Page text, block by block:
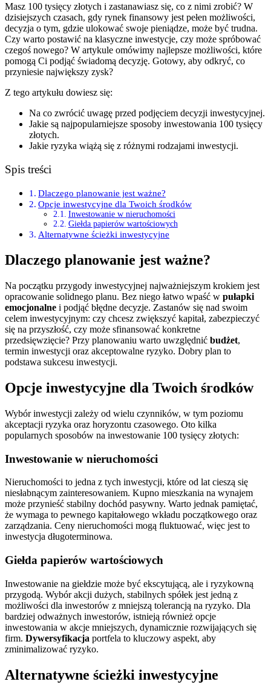
Masz 100 tysięcy złotych i zastanawiasz się, co z nimi zrobić? W
dzisiejszych czasach, gdy rynek finansowy jest pełen możliwości,
decyzja o tym, gdzie ulokować swoje pieniądze, może być trudna.
Czy warto postawić na klasyczne inwestycje, czy może spróbować
czegoś nowego? W artykule omówimy najlepsze możliwości, które
pomogą Ci podjąć świadomą decyzję. Gotowy, aby odkryć, co
przyniesie największy zysk?
Z tego artykułu dowiesz się:
Na co zwrócić uwagę przed podjęciem decyzji inwestycyjnej.
Jakie są najpopularniejsze sposoby inwestowania 100 tysięcy
złotych.
Jakie ryzyka wiążą się z różnymi rodzajami inwestycji.
Spis treści
Dlaczego planowanie jest ważne?
Opcje inwestycyjne dla Twoich środków
Inwestowanie w nieruchomości
Giełda papierów wartościowych
Alternatywne ścieżki inwestycyjne
Dlaczego planowanie jest ważne?
Na początku przygody inwestycyjnej najważniejszym krokiem jest
opracowanie solidnego planu. Bez niego łatwo wpaść w pułapki
emocjonalne i podjąć błędne decyzje. Zastanów się nad swoim
celem inwestycyjnym: czy chcesz zwiększyć kapitał, zabezpieczyć
się na przyszłość, czy może sfinansować konkretne
przedsięwzięcie? Przy planowaniu warto uwzględnić budżet,
termin inwestycji oraz akceptowalne ryzyko. Dobry plan to
podstawa sukcesu inwestycji.
Opcje inwestycyjne dla Twoich środków
Wybór inwestycji zależy od wielu czynników, w tym poziomu
akceptacji ryzyka oraz horyzontu czasowego. Oto kilka
popularnych sposobów na inwestowanie 100 tysięcy złotych:
Inwestowanie w nieruchomości
Nieruchomości to jedna z tych inwestycji, które od lat cieszą się
niesłabnącym zainteresowaniem. Kupno mieszkania na wynajem
może przynieść stabilny dochód pasywny. Warto jednak pamiętać,
że wymaga to pewnego kapitałowego wkładu początkowego oraz
zarządzania. Ceny nieruchomości mogą fluktuować, więc jest to
inwestycja długoterminowa.
Giełda papierów wartościowych
Inwestowanie na giełdzie może być ekscytującą, ale i ryzykowną
przygodą. Wybór akcji dużych, stabilnych spółek jest jedną z
możliwości dla inwestorów z mniejszą tolerancją na ryzyko. Dla
bardziej odważnych inwestorów, istnieją również opcje
inwestowania w akcje mniejszych, dynamicznie rozwijających się
firm. Dywersyfikacja portfela to kluczowy aspekt, aby
zminimalizować ryzyko.
Alternatywne ścieżki inwestycyjne